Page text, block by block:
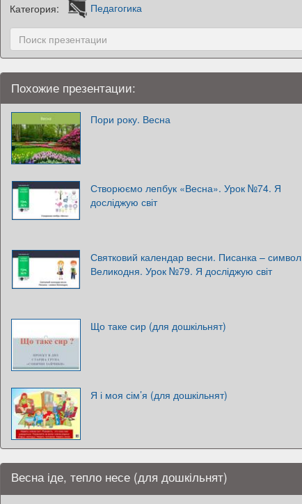
Категория: Педагогика
Похожие презентации:
Пори року. Весна
Створюємо лепбук «Весна». Урок №74. Я
досліджую світ
Святковий календар весни. Писанка – символ
Великодня. Урок №79. Я досліджую світ
Що таке сир (для дошкільнят)
Я і моя сім’я (для дошкільнят)
Весна іде, тепло несе (для дошкільнят)